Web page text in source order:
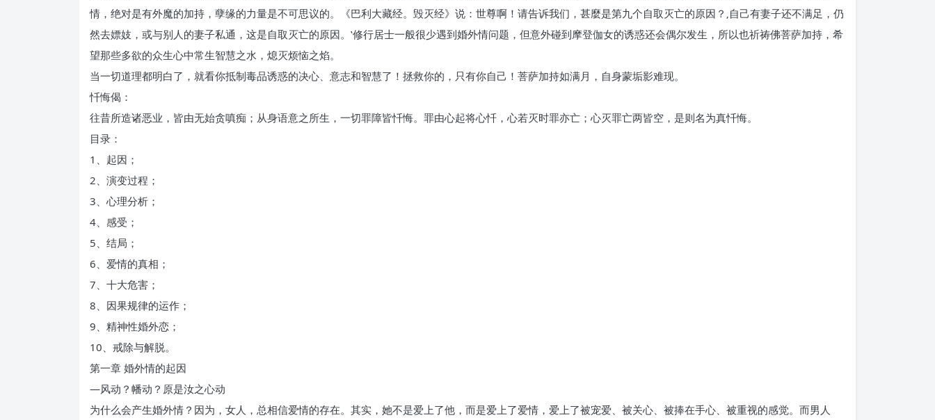
情，绝对是有外魔的加持，孽缘的力量是不可思议的。《巴利大藏经。毁灭经》说：世尊啊！请告诉我们，甚麼是第九个自取灭亡的原因？‚自己有妻子还不满足，仍
然去嫖妓，或与别人的妻子私通，这是自取灭亡的原因。‛修行居士一般很少遇到婚外情问题，但意外碰到摩登伽女的诱惑还会偶尔发生，所以也祈祷佛菩萨加持，希
望那些多欲的众生心中常生智慧之水，熄灭烦恼之焰。
当一切道理都明白了，就看你抵制毒品诱惑的决心、意志和智慧了！拯救你的，只有你自己！菩萨加持如满月，自身蒙垢影难现。
忏悔偈：
往昔所造诸恶业，皆由无始贪嗔痴；从身语意之所生，一切罪障皆忏悔。罪由心起将心忏，心若灭时罪亦亡；心灭罪亡两皆空，是则名为真忏悔。
目录：
1、起因；
2、演变过程；
3、心理分析；
4、感受；
5、结局；
6、爱情的真相；
7、十大危害；
8、因果规律的运作；
9、精神性婚外恋；
10、戒除与解脱。
第一章 婚外情的起因
—风动？幡动？原是汝之心动
为什么会产生婚外情？因为，女人，总相信爱情的存在。其实，她不是爱上了他，而是爱上了爱情，爱上了被宠爱、被关心、被捧在手心、被重视的感觉。而男人